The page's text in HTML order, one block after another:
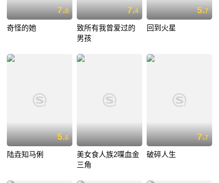
7.0
奇怪的她
7.4
致所有我曾爱过的
男孩
5.7
回到火星
5.6
陆垚知马俐
美女食人族2喋血金
三角
7.7
破碎人生